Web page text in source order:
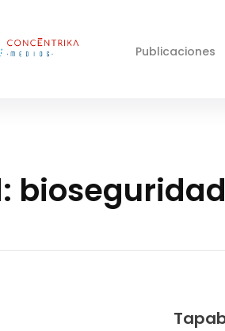
Publicaciones
bioseguridad